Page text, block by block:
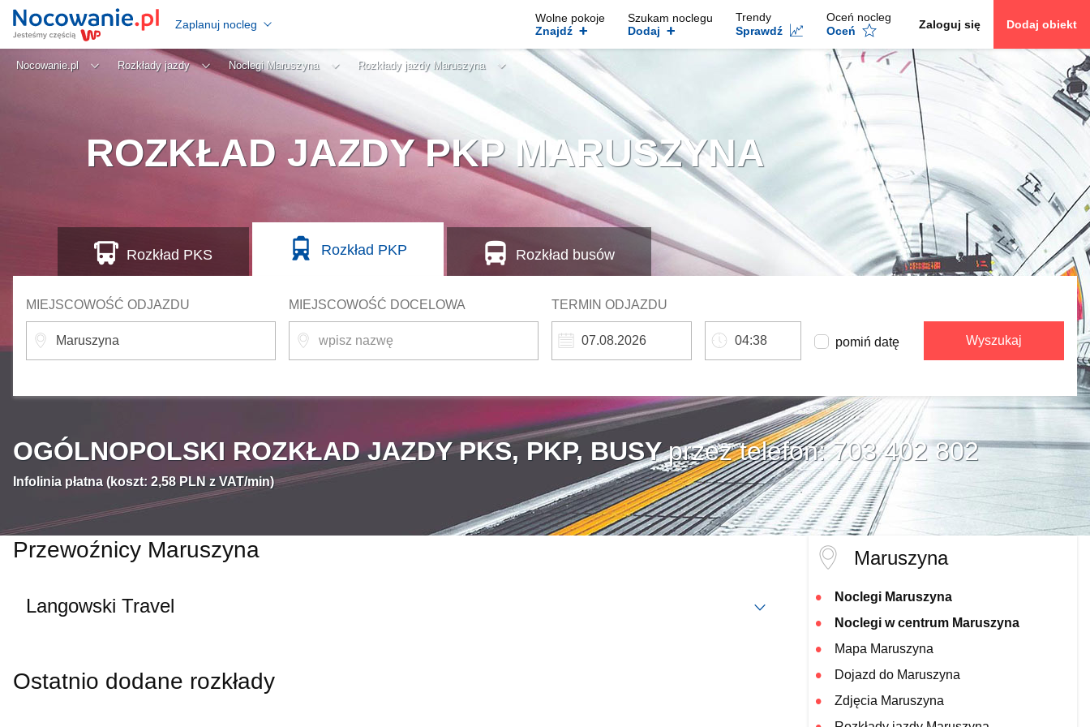
Zaplanuj nocleg
Wolne pokoje
Znajdź +
Szukam noclegu
Dodaj +
Trendy
Sprawdź
Oceń nocleg
Oceń
Zaloguj się Dodaj obiekt
Nocowanie.pl Rozkłady jazdy Noclegi Maruszyna Rozkłady jazdy Maruszyna
ROZKŁAD JAZDY PKP MARUSZYNA
MIEJSCOWOŚĆ ODJAZDU MIEJSCOWOŚĆ DOCELOWA TERMIN ODJAZDU
pomiń datę Wyszukaj
Rozkład PKS Rozkład PKP Rozkład busów
OGÓLNOPOLSKI ROZKŁAD JAZDY PKS, PKP, BUSY przez telefon: 703 402 802
Infolinia płatna (koszt: 2,58 PLN z VAT/min)
Przewoźnicy Maruszyna
Langowski Travel
Ostatnio dodane rozkłady
Maruszyna
Noclegi Maruszyna
Noclegi w centrum Maruszyna
Mapa Maruszyna
Dojazd do Maruszyna
Zdjęcia Maruszyna